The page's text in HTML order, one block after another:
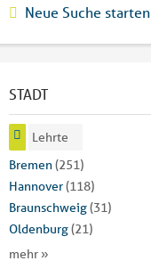
Neue Suche starten
STADT
Lehrte
Bremen(251)
Hannover(118)
Braunschweig(31)
Oldenburg(21)
mehr »